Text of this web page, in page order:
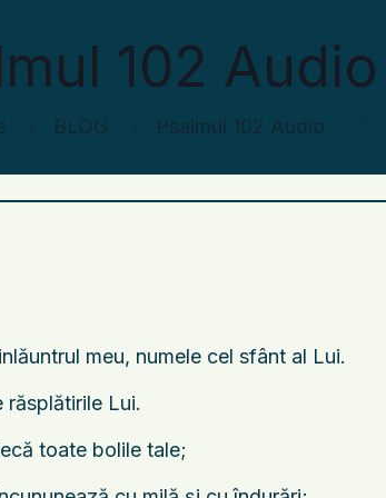
Marturii Ajutor Invataturi
102 Audio
BLOG Psalmul 102 Audio
meu, numele cel sfânt al Lui.
răsplătirile Lui.
toate bolile tale;